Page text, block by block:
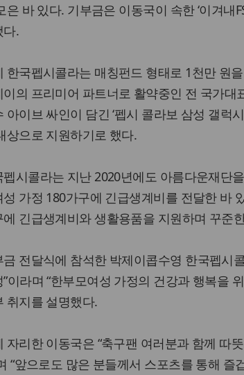
은 바 있다. 기부금은 이동국이 속한 ‘이겨내
다.
한국펩시콜라는 매칭펀드 형태로 1천만 원
이의 프리미어 파트너로 활약중인 전 국가
아이브 싸인이 담긴 ‘펩시 콜라보 삼성 갤럭
상으로 지원하기로 했다.
펩시콜라는 지난 2020년에도 아름다운재단
성 가정 180가구에 긴급생계비를 전달한 바
에 긴급생계비와 생활용품을 지원하며 꾸준
금 전달식에 참석한 박제이콥수영 한국펩시
”이라며 “한부모여성 가정의 건강과 행복을
취지를 설명했다.
자리한 이동국은 “축구팬 여러분과 함께 따
“앞으로도 많은 분들께서 스포츠를 통해